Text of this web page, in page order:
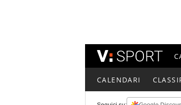
CALENDARI